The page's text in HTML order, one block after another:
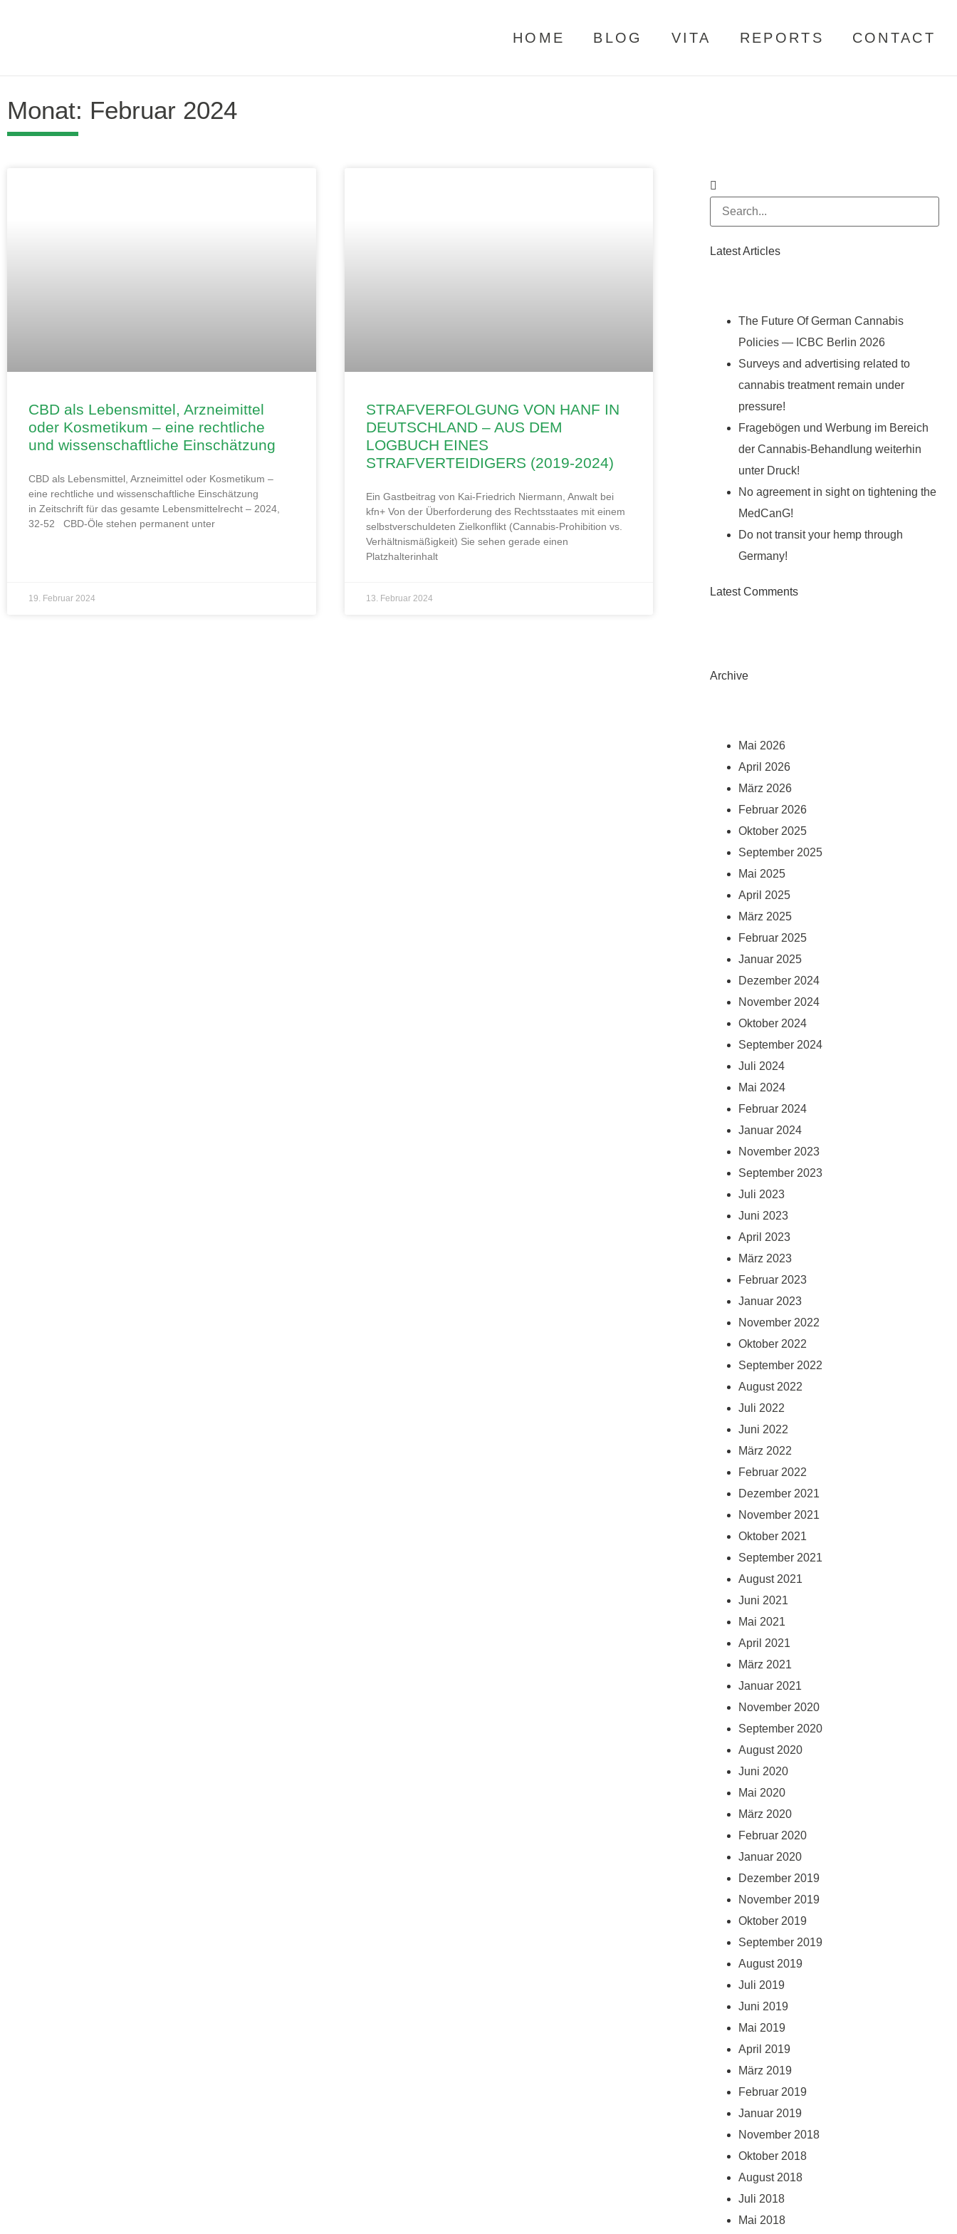
HOME BLOG VITA REPORTS CONTACT
Monat: Februar 2024
CBD als Lebensmittel, Arzneimittel
oder Kosmetikum – eine rechtliche
und wissenschaftliche Einschätzung
CBD als Lebensmittel, Arzneimittel oder Kosmetikum –
eine rechtliche und wissenschaftliche Einschätzung
in Zeitschrift für das gesamte Lebensmittelrecht – 2024,
32-52 CBD-Öle stehen permanent unter
19. Februar 2024
STRAFVERFOLGUNG VON HANF IN
DEUTSCHLAND – AUS DEM
LOGBUCH EINES
STRAFVERTEIDIGERS (2019-2024)
Ein Gastbeitrag von Kai-Friedrich Niermann, Anwalt bei
kfn+ Von der Überforderung des Rechtsstaates mit einem
selbstverschuldeten Zielkonflikt (Cannabis-Prohibition vs.
Verhältnismäßigkeit) Sie sehen gerade einen
Platzhalterinhalt
13. Februar 2024
Latest Articles
The Future Of German Cannabis
Policies — ICBC Berlin 2026
Surveys and advertising related to
cannabis treatment remain under
pressure!
Fragebögen und Werbung im Bereich
der Cannabis-Behandlung weiterhin
unter Druck!
No agreement in sight on tightening the
MedCanG!
Do not transit your hemp through
Germany!
Latest Comments
Archive
Mai 2026
April 2026
März 2026
Februar 2026
Oktober 2025
September 2025
Mai 2025
April 2025
März 2025
Februar 2025
Januar 2025
Dezember 2024
November 2024
Oktober 2024
September 2024
Juli 2024
Mai 2024
Februar 2024
Januar 2024
November 2023
September 2023
Juli 2023
Juni 2023
April 2023
März 2023
Februar 2023
Januar 2023
November 2022
Oktober 2022
September 2022
August 2022
Juli 2022
Juni 2022
März 2022
Februar 2022
Dezember 2021
November 2021
Oktober 2021
September 2021
August 2021
Juni 2021
Mai 2021
April 2021
März 2021
Januar 2021
November 2020
September 2020
August 2020
Juni 2020
Mai 2020
März 2020
Februar 2020
Januar 2020
Dezember 2019
November 2019
Oktober 2019
September 2019
August 2019
Juli 2019
Juni 2019
Mai 2019
April 2019
März 2019
Februar 2019
Januar 2019
November 2018
Oktober 2018
August 2018
Juli 2018
Mai 2018